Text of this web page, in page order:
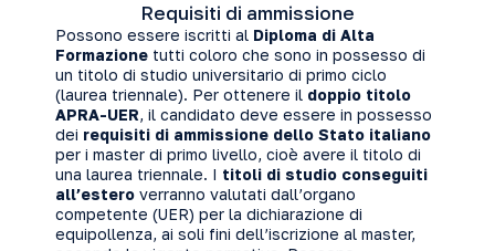
Requisiti di ammissione
Possono essere iscritti al Diploma di Alta
Formazione tutti coloro che sono in possesso di
un titolo di studio universitario di primo ciclo
(laurea triennale). Per ottenere il doppio titolo
APRA-UER, il candidato deve essere in possesso
dei requisiti di ammissione dello Stato italiano
per i master di primo livello, cioè avere il titolo di
una laurea triennale. I titoli di studio conseguiti
all’estero verranno valutati dall’organo
competente (UER) per la dichiarazione di
equipollenza, ai soli fini dell’iscrizione al master,